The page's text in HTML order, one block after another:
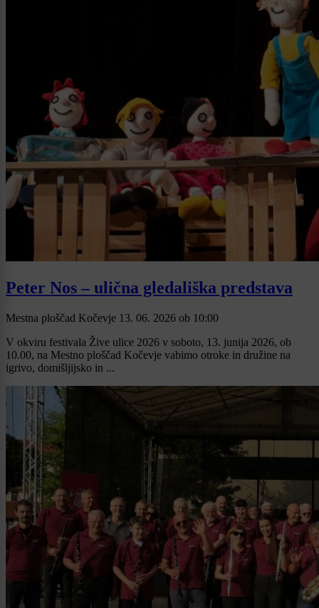
Peter Nos – ulična gledališka predstava
Mestna ploščad Kočevje 13. 06. 2026 ob 10:00
V okviru festivala Žive ulice 2026 v soboto, 13. junija 2026, ob
10.00, na Mestno ploščad Kočevje vabimo otroke in družine na
igrivo, domišljijsko in ...